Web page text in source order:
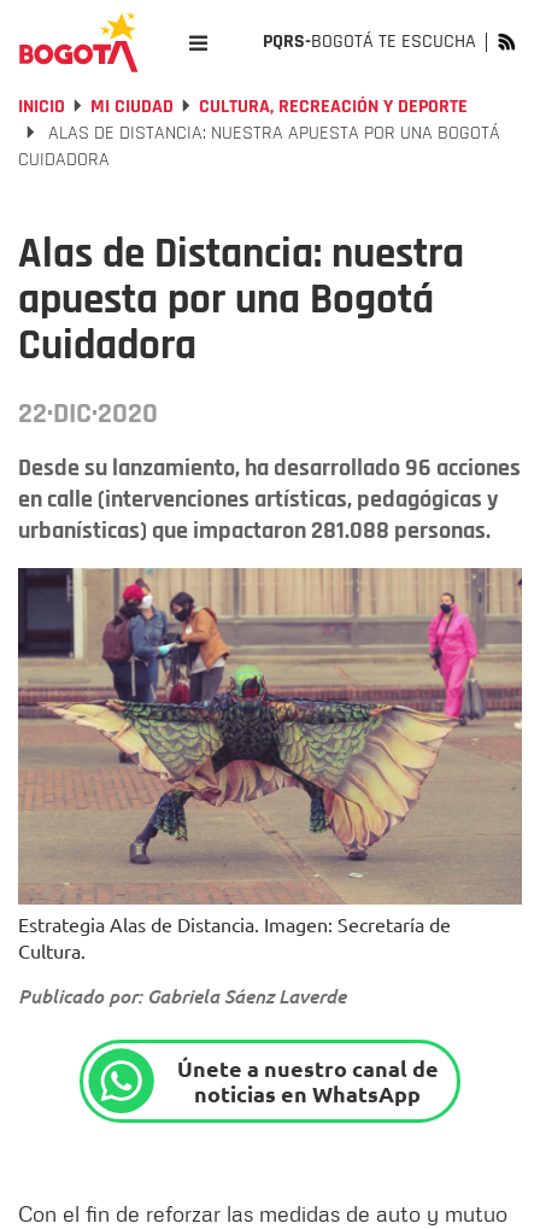
PQRS-BOGOTÁ TE ESCUCHA
INICIO MI CIUDAD
CULTURA, RECREACIÓN Y DEPORTE
ALAS DE DISTANCIA: NUESTRA APUESTA POR UNA BOGOTÁ
CUIDADORA
Alas de Distancia: nuestra
apuesta por una Bogotá
Cuidadora
22·DIC·2020
Desde su lanzamiento, ha desarrollado 96 acciones
en calle (intervenciones artísticas, pedagógicas y
urbanísticas) que impactaron 281.088 personas.
Estrategia Alas de Distancia. Imagen: Secretaría de
Cultura.
Publicado por: Gabriela Sáenz Laverde
Únete a nuestro canal de
noticias en WhatsApp
Con el fin de reforzar las medidas de auto y mutuo